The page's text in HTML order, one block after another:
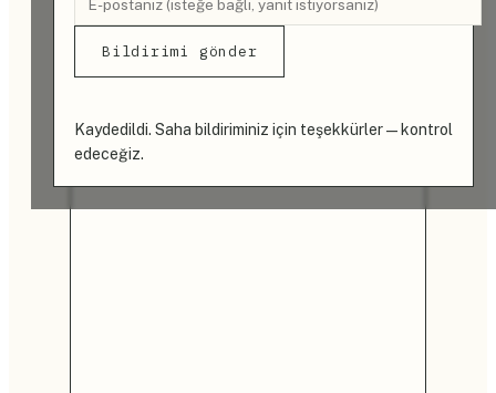
Bildirimi gönder
Kaydedildi. Saha bildiriminiz için teşekkürler — kontrol
edeceğiz.